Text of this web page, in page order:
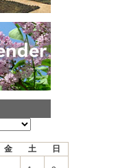
金 土 日